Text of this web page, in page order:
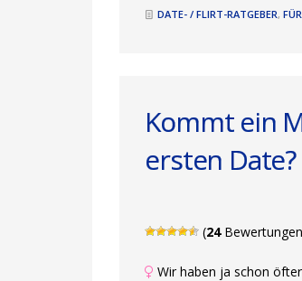
DATE- / FLIRT-RATGEBER,
Kommt ein
ersten Date?
(24
Wir haben ja schon